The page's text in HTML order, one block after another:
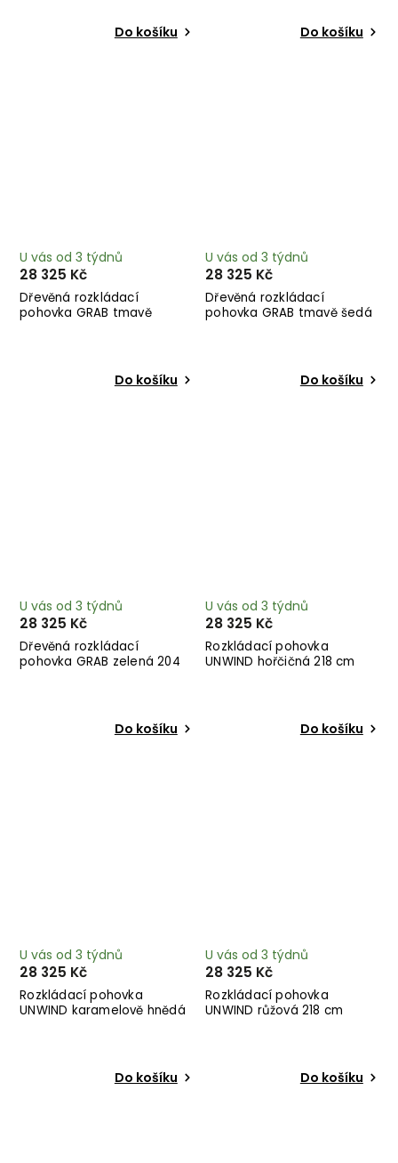
Do košíku Do košíku
Dřevěná rozkládací
pohovka GRAB tmavě
U vás od 3 týdnů
28 325 Kč
Do košíku
Dřevěná rozkládací
pohovka GRAB tmavě šedá
U vás od 3 týdnů
28 325 Kč
Do košíku
Dřevěná rozkládací
pohovka GRAB zelená 204
U vás od 3 týdnů
28 325 Kč
Do košíku
Rozkládací pohovka
UNWIND hořčičná 218 cm
U vás od 3 týdnů
28 325 Kč
Do košíku
Rozkládací pohovka
UNWIND karamelově hnědá
U vás od 3 týdnů
28 325 Kč
Do košíku
Rozkládací pohovka
UNWIND růžová 218 cm
U vás od 3 týdnů
28 325 Kč
Do košíku